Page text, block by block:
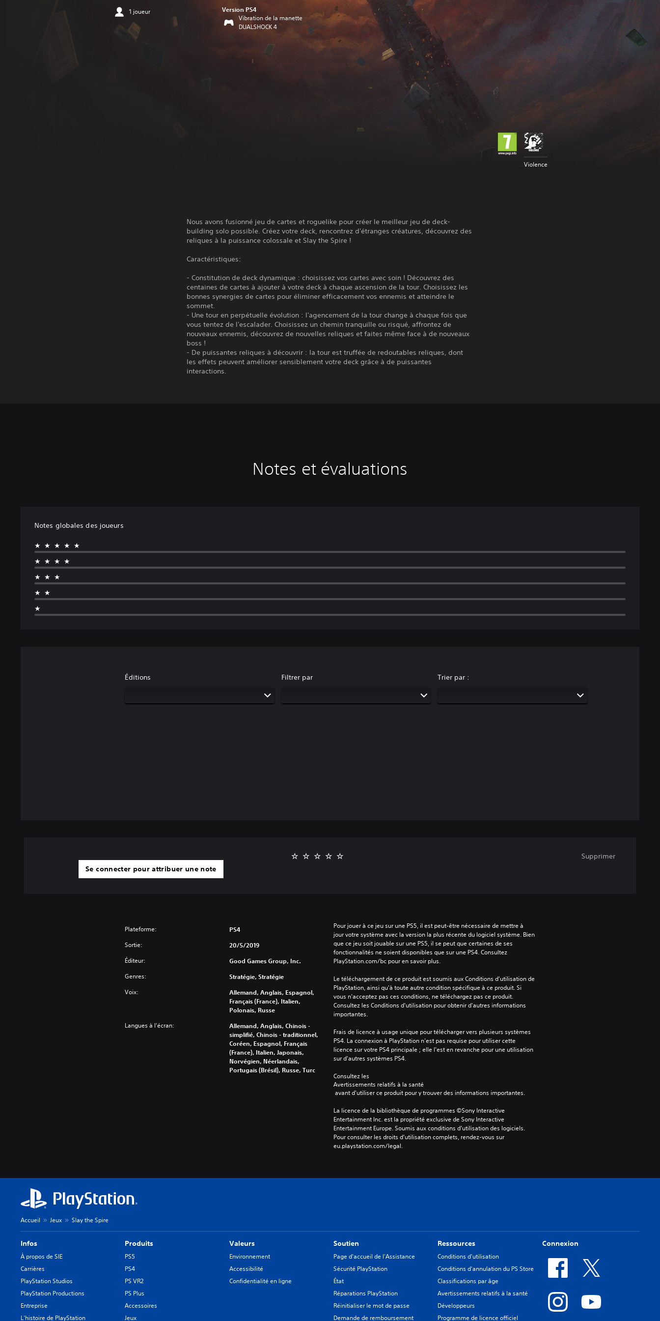
1 joueur Version PS4
Vibration de la manette
DUALSHOCK 4
Violence
Nous avons fusionné jeu de cartes et roguelike pour créer le meilleur jeu de deck-
building solo possible. Créez votre deck, rencontrez d'étranges créatures, découvrez des
reliques à la puissance colossale et Slay the Spire !
Caractéristiques:
- Constitution de deck dynamique : choisissez vos cartes avec soin ! Découvrez des
centaines de cartes à ajouter à votre deck à chaque ascension de la tour. Choisissez les
bonnes synergies de cartes pour éliminer efficacement vos ennemis et atteindre le
sommet.
- Une tour en perpétuelle évolution : l'agencement de la tour change à chaque fois que
vous tentez de l'escalader. Choisissez un chemin tranquille ou risqué, affrontez de
nouveaux ennemis, découvrez de nouvelles reliques et faites même face à de nouveaux
boss !
- De puissantes reliques à découvrir : la tour est truffée de redoutables reliques, dont
les effets peuvent améliorer sensiblement votre deck grâce à de puissantes
interactions.
Notes et évaluations
Notes globales des joueurs
★★★★★
★★★★
★★★
★★
★
Éditions Filtrer par Trier par :
Se connecter pour attribuer une note
Supprimer
Plateforme: PS4
Sortie: 20/5/2019
Éditeur: Good Games Group, Inc.
Genres: Stratégie, Stratégie
Voix:
Allemand, Anglais, Espagnol,
Français (France), Italien,
Polonais, Russe
Langues à l'écran:
Allemand, Anglais, Chinois -
simplifié, Chinois - traditionnel,
Coréen, Espagnol, Français
(France), Italien, Japonais,
Norvégien, Néerlandais,
Portugais (Brésil), Russe, Turc
Pour jouer à ce jeu sur une PS5, il est peut-être nécessaire de mettre à
jour votre système avec la version la plus récente du logiciel système. Bien
que ce jeu soit jouable sur une PS5, il se peut que certaines de ses
fonctionnalités ne soient disponibles que sur une PS4. Consultez
PlayStation.com/bc pour en savoir plus.
Le téléchargement de ce produit est soumis aux Conditions d'utilisation de
PlayStation, ainsi qu'à toute autre condition spécifique à ce produit. Si
vous n'acceptez pas ces conditions, ne téléchargez pas ce produit.
Consultez les Conditions d'utilisation pour obtenir d'autres informations
importantes.
Frais de licence à usage unique pour télécharger vers plusieurs systèmes
PS4. La connexion à PlayStation n'est pas requise pour utiliser cette
licence sur votre PS4 principale ; elle l'est en revanche pour une utilisation
sur d'autres systèmes PS4.
Consultez les
Avertissements relatifs à la santé
avant d'utiliser ce produit pour y trouver des informations importantes.
La licence de la bibliothèque de programmes ©Sony Interactive
Entertainment Inc. est la propriété exclusive de Sony Interactive
Entertainment Europe. Soumis aux conditions d’utilisation des logiciels.
Pour consulter les droits d’utilisation complets, rendez-vous sur
eu.playstation.com/legal.
Accueil Jeux Slay the Spire
Infos
À propos de SIE
Carrières
PlayStation Studios
PlayStation Productions
Entreprise
L'histoire de PlayStation
Produits
PS5
PS4
PS VR2
PS Plus
Accessoires
Jeux
Valeurs
Environnement
Accessibilité
Confidentialité en ligne
Soutien
Page d'accueil de l'Assistance
Sécurité PlayStation
État
Réparations PlayStation
Réinitialiser le mot de passe
Demande de remboursement
Ressources
Conditions d'utilisation
Conditions d'annulation du PS Store
Classifications par âge
Avertissements relatifs à la santé
Développeurs
Programme de licence officiel
Connexion